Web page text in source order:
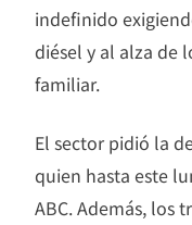
indefinido
diésel y al alza de
familiar.
El sector pidió la
quien hasta este
ABC. Además, los